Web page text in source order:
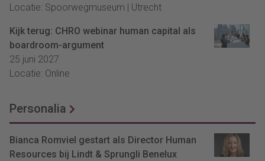
Locatie: Spoorwegmuseum | Utrecht
Kijk terug: CHRO webinar human capital als
boardroom-argument
25 juni 2027
Locatie: Online
Personalia
Bianca Romviel gestart als Director Human
Resources bij Lindt & Sprungli Benelux